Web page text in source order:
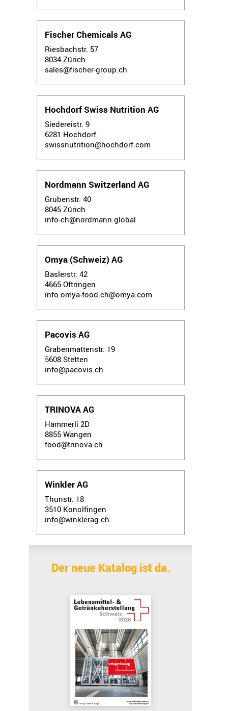
Fischer Chemicals AG
Riesbachstr. 57
8034 Zürich
sales@fischer-group.ch
Hochdorf Swiss Nutrition AG
Siedereistr. 9
6281 Hochdorf
swissnutrition@hochdorf.com
Nordmann Switzerland AG
Grubenstr. 40
8045 Zürich
info-ch@nordmann.global
Omya (Schweiz) AG
Baslerstr. 42
4665 Oftringen
info.omya-food.ch@omya.com
Pacovis AG
Grabenmattenstr. 19
5608 Stetten
info@pacovis.ch
TRINOVA AG
Hämmerli 2D
8855 Wangen
food@trinova.ch
Winkler AG
Thunstr. 18
3510 Konolfingen
info@winklerag.ch
Der neue Katalog ist da.